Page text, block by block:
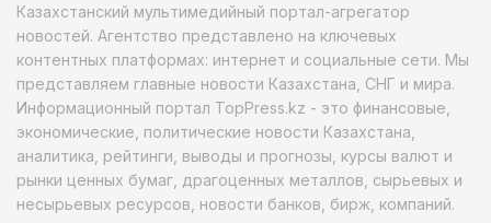
Казахстанский мультимедийный портал-агрегатор
новостей. Агентство представлено на ключевых
контентных платформах: интернет и социальные сети. Мы
представляем главные новости Казахстана, СНГ и мира.
Информационный портал TopPress.kz - это финансовые,
экономические, политические новости Казахстана,
аналитика, рейтинги, выводы и прогнозы, курсы валют и
рынки ценных бумаг, драгоценных металлов, сырьевых и
несырьевых ресурсов, новости банков, бирж, компаний.